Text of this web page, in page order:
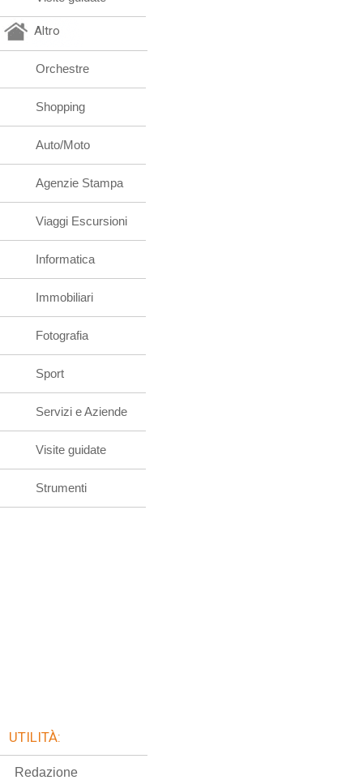
Altro
Orchestre
Shopping
Auto/Moto
Agenzie Stampa
Viaggi Escursioni
Informatica
Immobiliari
Fotografia
Sport
Servizi e Aziende
Visite guidate
Strumenti
UTILITÀ:
Redazione